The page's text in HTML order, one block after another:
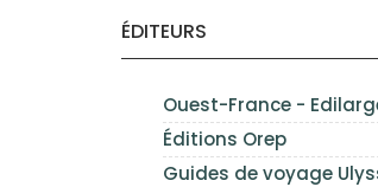
ÉDITEURS
Ouest-France -
Éditions Orep
Guides de voyage